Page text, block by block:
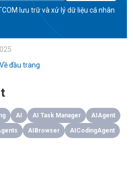
lưu trữ và xử lý dữ liệu cá nhân
Về đầu trang
AI AI Task Manager AIAgent
AIBrowser AICodingAgent